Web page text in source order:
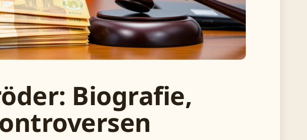
Biografie,